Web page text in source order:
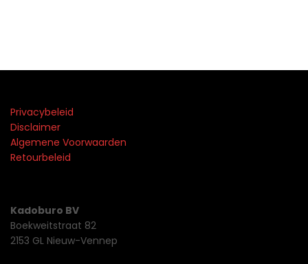
Privacybeleid
Disclaimer
Algemene Voorwaarden
Retourbeleid
Kadoburo BV
Boekweitstraat 82
2153 GL Nieuw-Vennep